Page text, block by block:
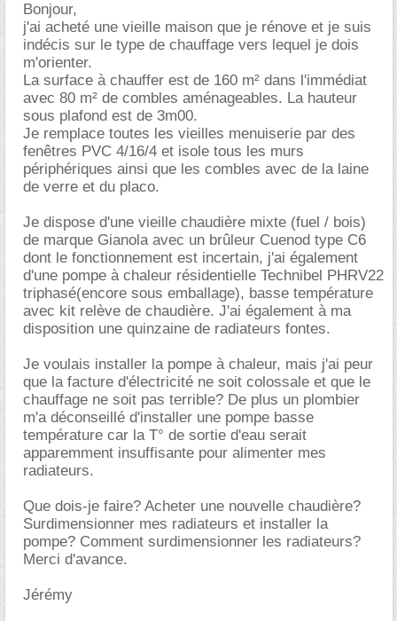
Bonjour,
j'ai acheté une vieille maison que je rénove et je suis
indécis sur le type de chauffage vers lequel je dois
m'orienter.
La surface à chauffer est de 160 m² dans l'immédiat
avec 80 m² de combles aménageables. La hauteur
sous plafond est de 3m00.
Je remplace toutes les vieilles menuiserie par des
fenêtres PVC 4/16/4 et isole tous les murs
périphériques ainsi que les combles avec de la laine
de verre et du placo.
Je dispose d'une vieille chaudière mixte (fuel / bois)
de marque Gianola avec un brûleur Cuenod type C6
dont le fonctionnement est incertain, j'ai également
d'une pompe à chaleur résidentielle Technibel PHRV22
triphasé(encore sous emballage), basse température
avec kit relève de chaudière. J'ai également à ma
disposition une quinzaine de radiateurs fontes.
Je voulais installer la pompe à chaleur, mais j'ai peur
que la facture d'électricité ne soit colossale et que le
chauffage ne soit pas terrible? De plus un plombier
m'a déconseillé d'installer une pompe basse
température car la T° de sortie d'eau serait
apparemment insuffisante pour alimenter mes
radiateurs.
Que dois-je faire? Acheter une nouvelle chaudière?
Surdimensionner mes radiateurs et installer la
pompe? Comment surdimensionner les radiateurs?
Merci d'avance.
Jérémy